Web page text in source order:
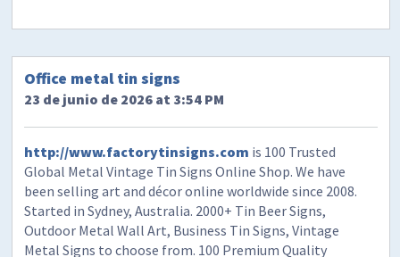
Office metal tin signs
23 de junio de 2026 at 3:54 PM
http://www.factorytinsigns.com is 100 Trusted
Global Metal Vintage Tin Signs Online Shop. We have
been selling art and décor online worldwide since 2008.
Started in Sydney, Australia. 2000+ Tin Beer Signs,
Outdoor Metal Wall Art, Business Tin Signs, Vintage
Metal Signs to choose from. 100 Premium Quality